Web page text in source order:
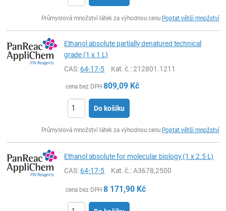
Průmyslová množství látek za výhodnou cenu Poptat větší množství
Ethanol absolute partially denatured technical
grade (1 x 1 L)
CAS:64-17-5 Kat. č.: 212801.1211
cena bez DPH 809,09 Kč
Do košíku
Průmyslová množství látek za výhodnou cenu Poptat větší množství
Ethanol absolute for molecular biology (1 x 2.5 L)
CAS:64-17-5 Kat. č.: A3678,2500
cena bez DPH 8 171,90 Kč